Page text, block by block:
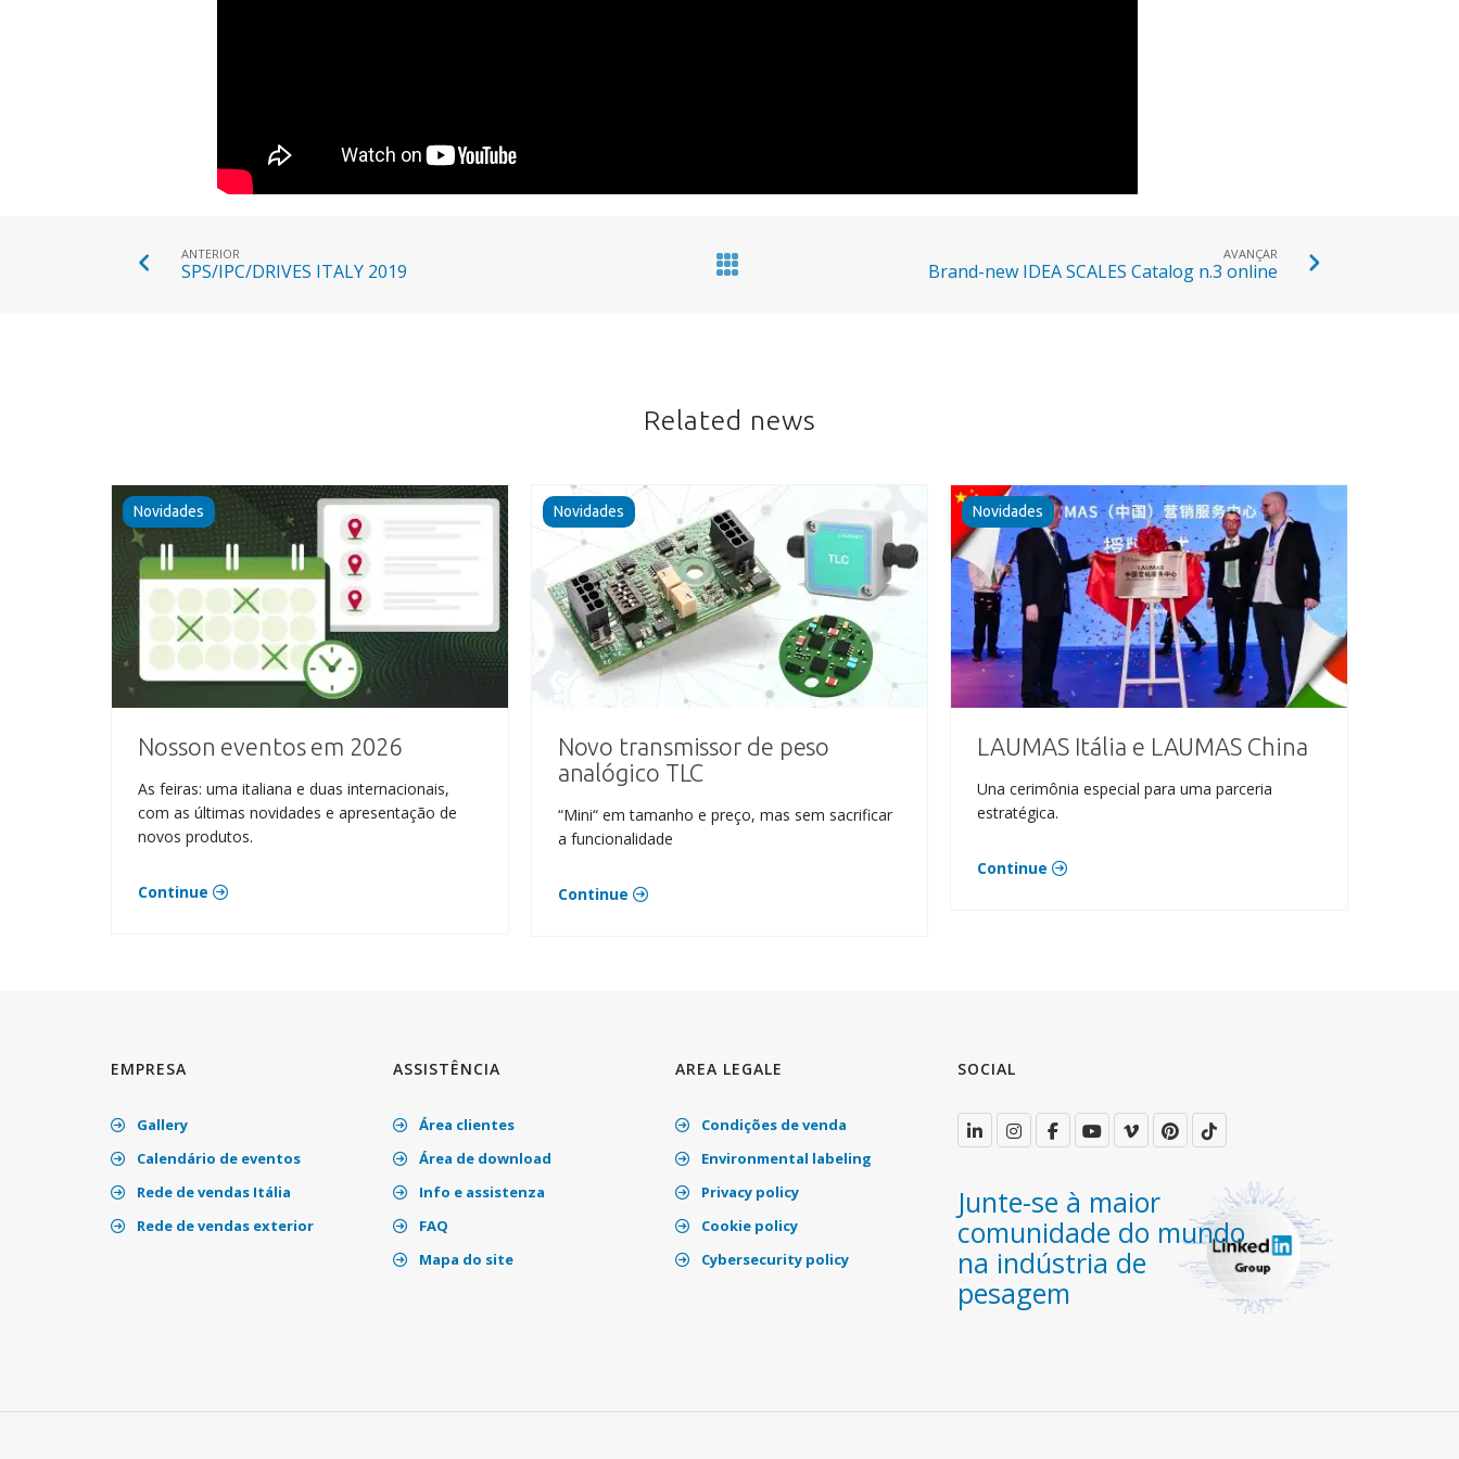
ANTERIOR
SPS/IPC/DRIVES ITALY 2019
AVANÇAR
Brand-new IDEA SCALES Catalog n.3 online
Related news
Novidades
Nosson eventos em 2026
As feiras: uma italiana e duas internacionais,
com as últimas novidades e apresentação de
novos produtos.
Continue
Novidades
Novo transmissor de peso
analógico TLC
“Mini“ em tamanho e preço, mas sem sacrificar
a funcionalidade
Continue
Novidades
LAUMAS Itália e LAUMAS China
Una cerimônia especial para uma parceria
estratégica.
Continue
EMPRESA
Gallery
Calendário de eventos
Rede de vendas Itália
Rede de vendas exterior
ASSISTÊNCIA
Área clientes
Área de download
Info e assistenza
FAQ
Mapa do site
AREA LEGALE
Condições de venda
Environmental labeling
Privacy policy
Cookie policy
Cybersecurity policy
SOCIAL
Junte-se à maior
comunidade do mundo
na indústria de
pesagem